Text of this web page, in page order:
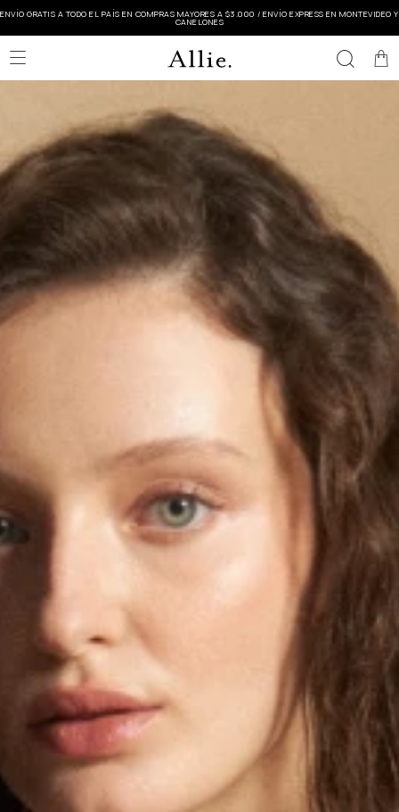
ENVÍO GRATIS A TODO EL PAÍS EN COMPRAS MAYORES A $3.000 / ENVÍO EXPRESS EN MONTEVIDEO Y
CANELONES
